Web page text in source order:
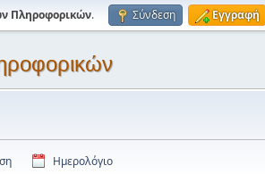
Πληροφορικών. Σύνδεση Εγγραφή
Ημερολόγιο